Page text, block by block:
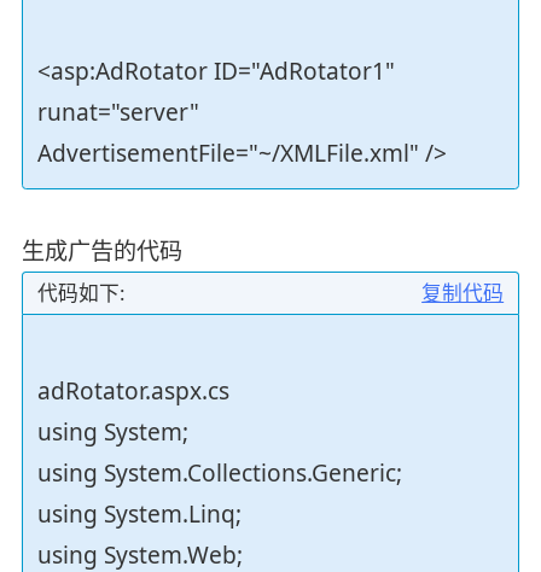
<asp:AdRotator ID="AdRotator1"
runat="server"
AdvertisementFile="~/XMLFile.xml" />
生成广告的代码
复制代码
代码如下:
adRotator.aspx.cs
using System;
using System.Collections.Generic;
using System.Linq;
using System.Web;